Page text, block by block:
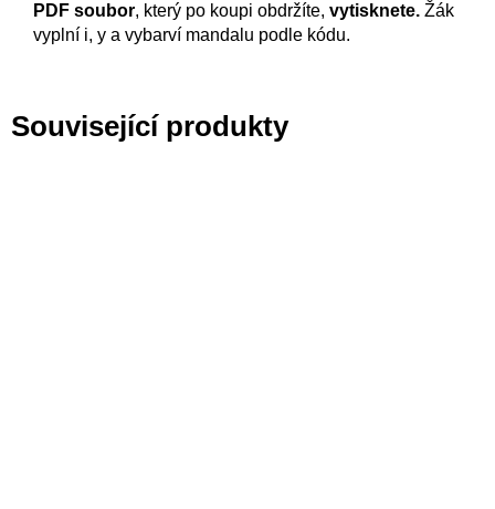
PDF soubor, který po koupi obdržíte, vytisknete. Žák
vyplní i, y a vybarví mandalu podle kódu.
Související produkty